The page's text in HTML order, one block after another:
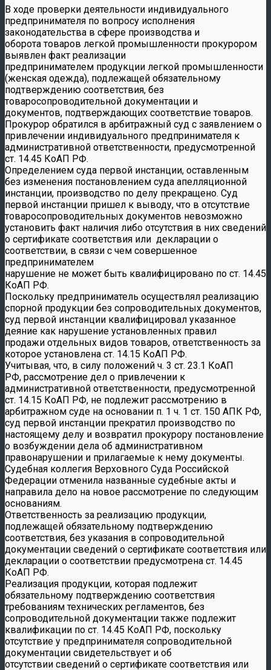
В ходе проверки деятельности индивидуального
предпринимателя по вопросу исполнения
законодательства в сфере производства и
оборота товаров легкой промышленности прокурором
выявлен факт реализации
предпринимателем продукции легкой промышленности
(женская одежда), подлежащей обязательному
подтверждению соответствия, без
товаросопроводительной документации и
документов, подтверждающих соответствие товаров.
Прокурор обратился в арбитражный суд с заявлением о
привлечении индивидуального предпринимателя к
административной ответственности, предусмотренной
ст. 14.45 КоАП РФ.
Определением суда первой инстанции, оставленным
без изменения постановлением суда апелляционной
инстанции, производство по делу прекращено. Суд
первой инстанции пришел к выводу, что в отсутствие
товаросопроводительных документов невозможно
установить факт наличия либо отсутствия в них сведений
о сертификате соответствия или декларации о
соответствии, в связи с чем совершенное
предпринимателем
нарушение не может быть квалифицировано по ст. 14.45
КоАП РФ.
Поскольку предприниматель осуществлял реализацию
спорной продукции без сопроводительных документов,
суд первой инстанции квалифицировал указанное
деяние как нарушение установленных правил
продажи отдельных видов товаров, ответственность за
которое установлена ст. 14.15 КоАП РФ.
Учитывая, что, в силу положений ч. 3 ст. 23.1 КоАП
РФ, рассмотрение дел о привлечении к
административной ответственности, предусмотренной
ст. 14.15 КоАП РФ, не подлежит рассмотрению в
арбитражном суде на основании п. 1 ч. 1 ст. 150 АПК РФ,
суд первой инстанции прекратил производство по
настоящему делу и возвратил прокурору постановление
о возбуждении дела об административном
правонарушении и прилагаемые к нему документы.
Судебная коллегия Верховного Суда Российской
Федерации отменила названные судебные акты и
направила дело на новое рассмотрение по следующим
основаниям.
Ответственность за реализацию продукции,
подлежащей обязательному подтверждению
соответствия, без указания в сопроводительной
документации сведений о сертификате соответствия или
декларации о соответствии предусмотрена ст. 14.45
КоАП РФ.
Реализация продукции, которая подлежит
обязательному подтверждению соответствия
требованиям технических регламентов, без
сопроводительной документации также подлежит
квалификации по ст. 14.45 КоАП РФ, поскольку
отсутствие у предпринимателя сопроводительной
документации свидетельствует и об
отсутствии сведений о сертификате соответствия или